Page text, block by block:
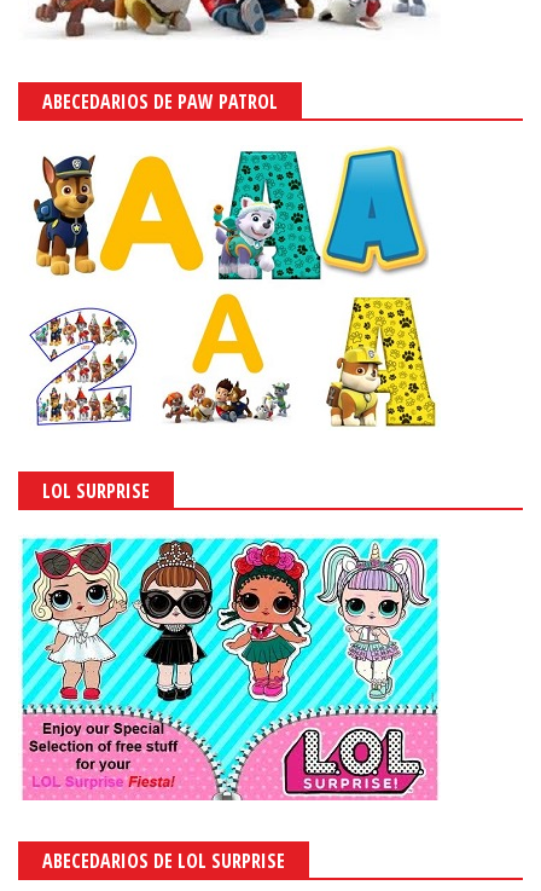
ABECEDARIOS DE PAW PATROL
LOL SURPRISE
ABECEDARIOS DE LOL SURPRISE